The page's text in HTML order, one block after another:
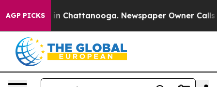
AGP PICKS
Chaos in Chattanooga. Newspaper Owner Calls